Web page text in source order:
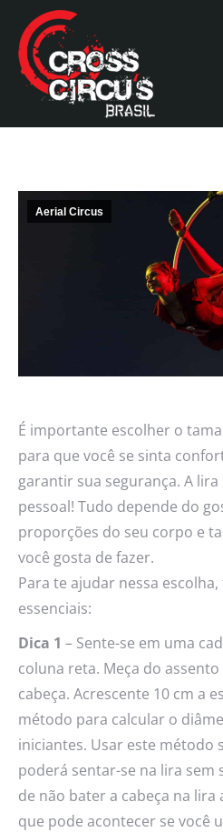
Aerial Circus
É importante escolher o
para que você se sinta
garantir sua segurança. A
pessoal! Tudo depende do
proporções do seu corpo e
você gosta de fazer.
Para te ajudar nessa
essenciais:
Dica 1 – Sente-se em uma
coluna reta. Meça do
cabeça. Acrescente 10 cm a
método para calcular o
iniciantes. Usar este método
poderá sentar-se na lira sem
de não bater a cabeça na
que pode acontecer se você